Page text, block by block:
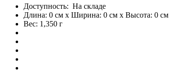
Доступность: На складе
Длина: 0 см x Ширина: 0 см x Высота: 0 см
Вес: 1,350 г